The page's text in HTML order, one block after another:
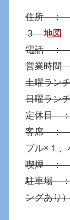
住所 ：
３地図
電話 ：
営業時間
土曜ラ
日曜ラ
定休日
客席 ：
ブル×１、
喫煙 ：
駐車場
ングあり